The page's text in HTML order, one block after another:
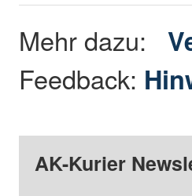
Mehr dazu:
Feedback:
AK-Kurier